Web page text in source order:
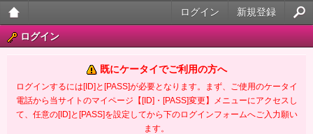
大人
ータ
イ官
新規登録
ログイン
ログイン
既にケータイでご利用の方へ
ログインするには[ID]と[PASS]が必要となります。まず、ご使用のケータイ
電話から当サイトのマイページ【[ID]・[PASS]変更】メニューにアクセスし
て、任意の[ID]と[PASS]を設定してから下のログインフォームへご入力願い
ます。